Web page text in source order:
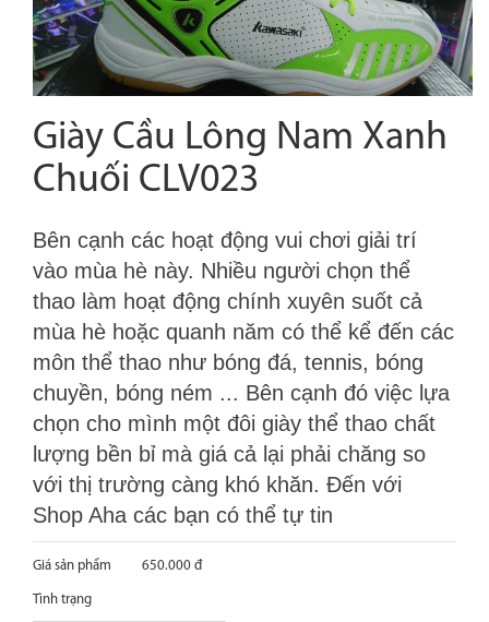
Giày Cầu Lông Nam Xanh
Chuối CLV023
Bên cạnh các hoạt động vui chơi giải trí
vào mùa hè này. Nhiều người chọn thể
thao làm hoạt động chính xuyên suốt cả
mùa hè hoặc quanh năm có thể kể đến các
môn thể thao như bóng đá, tennis, bóng
chuyền, bóng ném ... Bên cạnh đó việc lựa
chọn cho mình một đôi giày thể thao chất
lượng bền bỉ mà giá cả lại phải chăng so
với thị trường càng khó khăn. Đến với
Shop Aha các bạn có thể tự tin
Giá sản phẩm 650.000 đ
Tình trạng